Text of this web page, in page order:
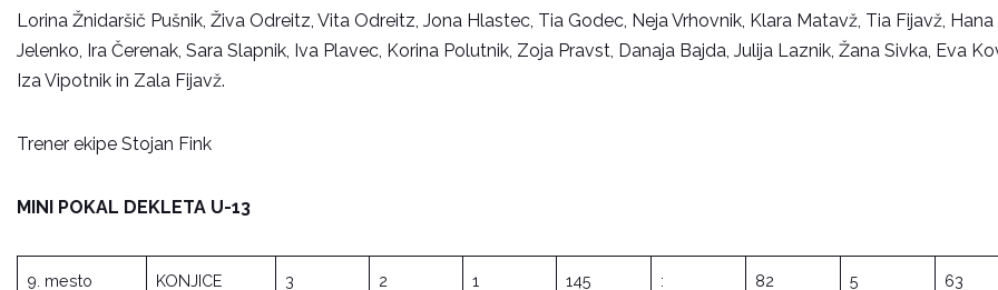
Lorina Žnidaršič Pušnik, Živa Odreitz, Vita Odreitz, Jona Hlastec, Tia Godec, Neja Vrhovnik, Klara Matavž, Tia Fijavž, Hana
Jelenko, Ira Čerenak, Sara Slapnik, Iva Plavec, Korina Polutnik, Zoja Pravst, Danaja Bajda, Julija Laznik, Žana Sivka, Eva
Iza Vipotnik in Zala Fijavž.
Trener ekipe Stojan Fink
MINI POKAL DEKLETA U-13
9. mesto KONJICE 3 2 1 145 : 82 5 63